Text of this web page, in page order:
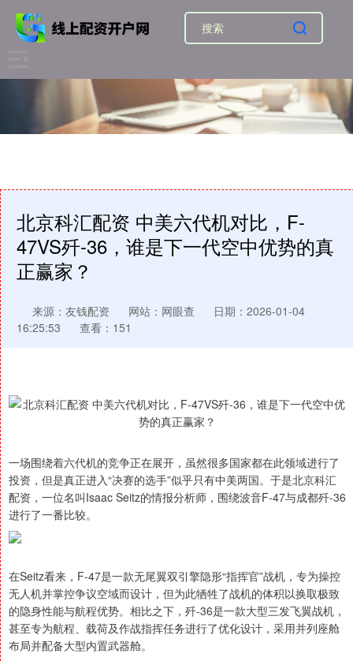
北京科汇配资 中美六代机对比，F-
47VS歼-36，谁是下一代空中优势的真
正赢家？
来源：友钱配资 网站：网眼查
日期：2026-01-04
16:25:53
查看：151
一场围绕着六代机的竞争正在展开，虽然很多国家都在此领域进行了
投资，但是真正进入“决赛的选手”似乎只有中美两国。于是北京科汇
配资，一位名叫Isaac Seitz的情报分析师，围绕波音F-47与成都歼-36
进行了一番比较。
在Seitz看来，F-47是一款无尾翼双引擎隐形“指挥官”战机，专为操控
无人机并掌控争议空域而设计，但为此牺牲了战机的体积以换取极致
的隐身性能与航程优势。相比之下，歼-36是一款大型三发飞翼战机，
甚至专为航程、载荷及作战指挥任务进行了优化设计，采用并列座舱
布局并配备大型内置武器舱。